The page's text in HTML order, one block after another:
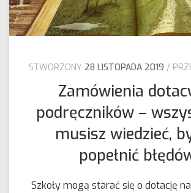
STWORZONY 28 LISTOPADA 2019
Zamówienia
podręczników –
musisz wiedzieć,
popełnić
Szkoły mogą starać się o dotację